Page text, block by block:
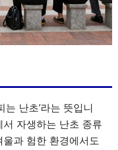
는 난초’라는 뜻입니
자생하는 난초 종류
과 험한 환경에서도